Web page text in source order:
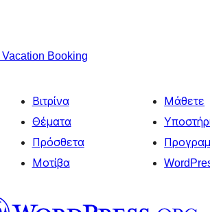
Vacation Booking
Βιτρίνα
Θέματα
Πρόσθετα
Μοτίβα
Μάθετε